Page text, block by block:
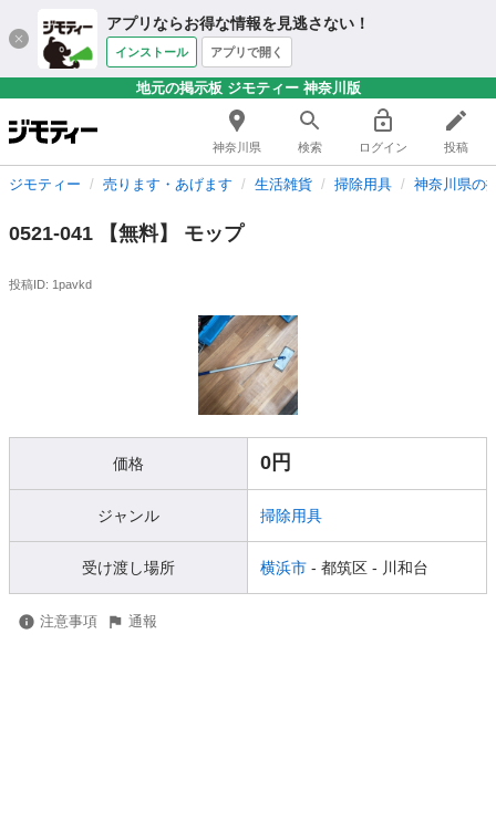
アプリならお得な情報を見逃さない！
インストール アプリで開く
地元の掲示板 ジモティー 神奈川版
神奈川県 検索 ログイン 投稿
ジモティー 売ります・あげます 生活雑貨 掃除用具 神奈川県の
0521-041 【無料】 モップ
投稿ID: 1pavkd
価格 0円
ジャンル 掃除用具
受け渡し場所 横浜市 - 都筑区 - 川和台
注意事項 通報